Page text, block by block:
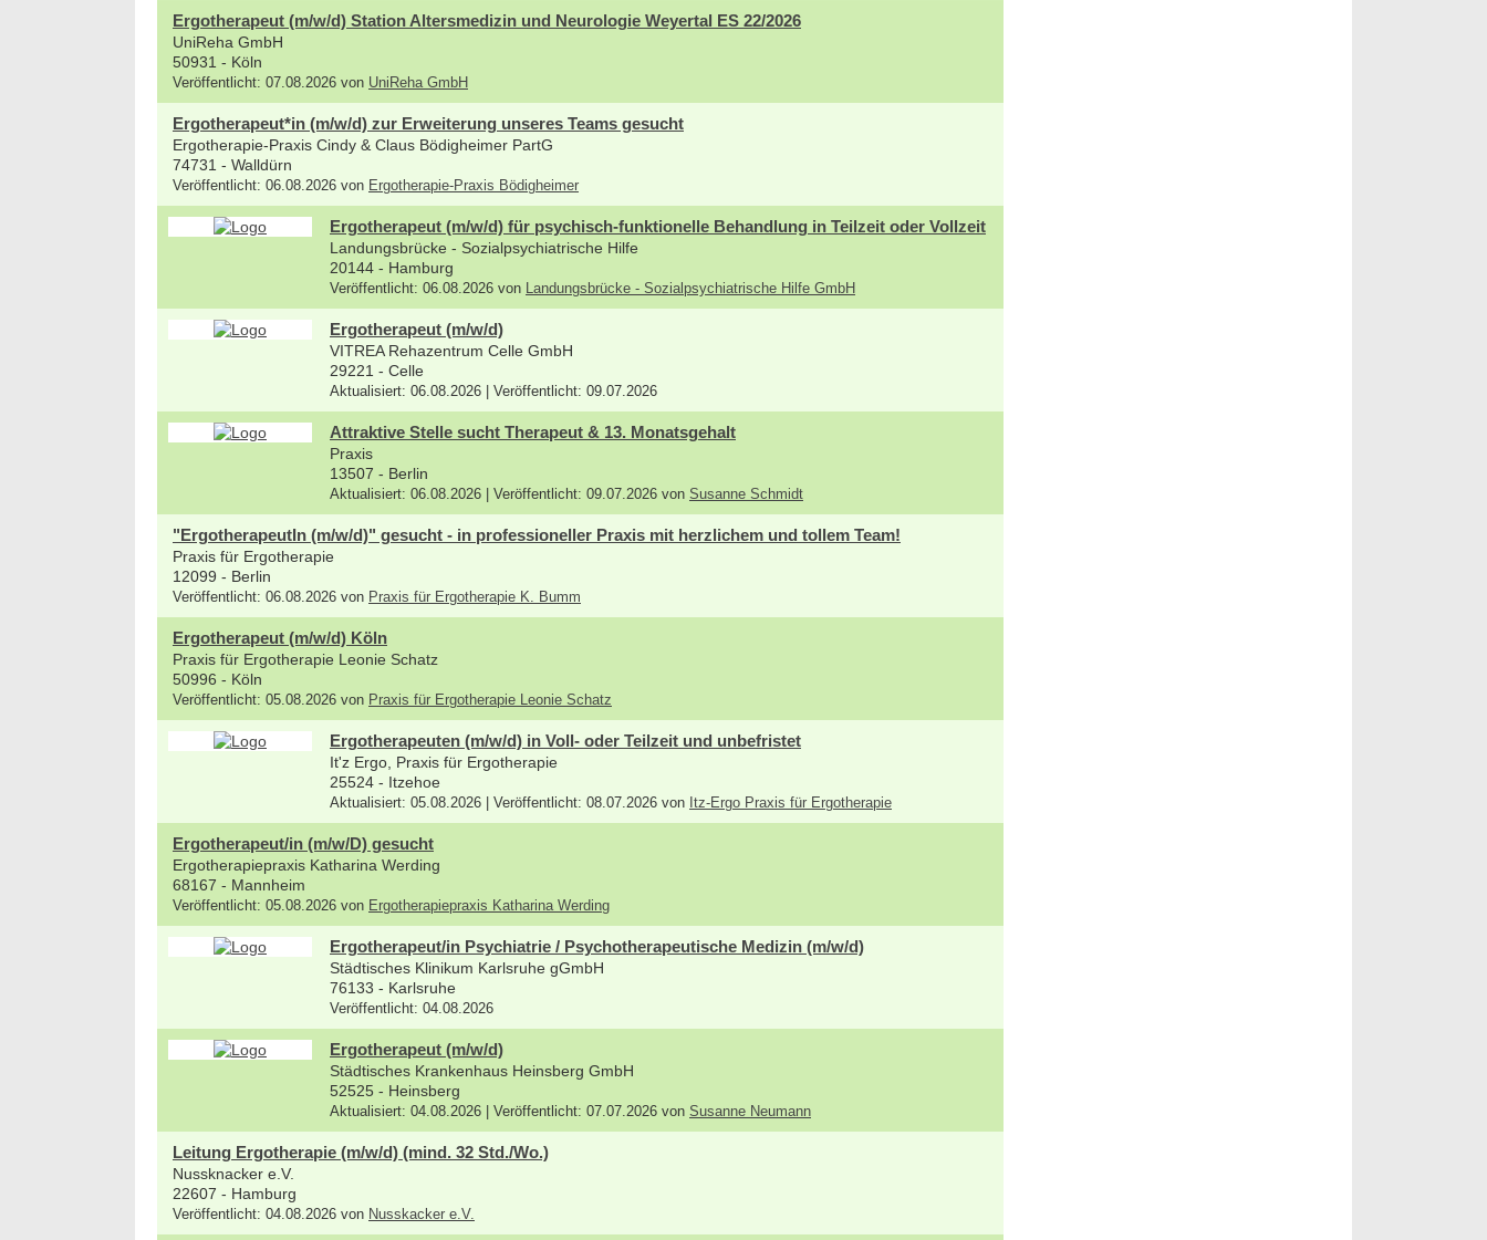
Ergotherapeut (m/w/d) Station Altersmedizin und Neurologie Weyertal ES 22/2026
UniReha GmbH
50931 - Köln
Veröffentlicht: 07.08.2026 von UniReha GmbH
Ergotherapeut*in (m/w/d) zur Erweiterung unseres Teams gesucht
Ergotherapie-Praxis Cindy & Claus Bödigheimer PartG
74731 - Walldürn
Veröffentlicht: 06.08.2026 von Ergotherapie-Praxis Bödigheimer
Ergotherapeut (m/w/d) für psychisch-funktionelle Behandlung in Teilzeit oder Vollzeit
Landungsbrücke - Sozialpsychiatrische Hilfe
20144 - Hamburg
Veröffentlicht: 06.08.2026 von Landungsbrücke - Sozialpsychiatrische Hilfe GmbH
Ergotherapeut (m/w/d)
VITREA Rehazentrum Celle GmbH
29221 - Celle
Aktualisiert: 06.08.2026 | Veröffentlicht: 09.07.2026
Attraktive Stelle sucht Therapeut & 13. Monatsgehalt
Praxis
13507 - Berlin
Aktualisiert: 06.08.2026 | Veröffentlicht: 09.07.2026 von Susanne Schmidt
"ErgotherapeutIn (m/w/d)" gesucht - in professioneller Praxis mit herzlichem und tollem Team!
Praxis für Ergotherapie
12099 - Berlin
Veröffentlicht: 06.08.2026 von Praxis für Ergotherapie K. Bumm
Ergotherapeut (m/w/d) Köln
Praxis für Ergotherapie Leonie Schatz
50996 - Köln
Veröffentlicht: 05.08.2026 von Praxis für Ergotherapie Leonie Schatz
Ergotherapeuten (m/w/d) in Voll- oder Teilzeit und unbefristet
It'z Ergo, Praxis für Ergotherapie
25524 - Itzehoe
Aktualisiert: 05.08.2026 | Veröffentlicht: 08.07.2026 von Itz-Ergo Praxis für Ergotherapie
Ergotherapeut/in (m/w/D) gesucht
Ergotherapiepraxis Katharina Werding
68167 - Mannheim
Veröffentlicht: 05.08.2026 von Ergotherapiepraxis Katharina Werding
Ergotherapeut/in Psychiatrie / Psychotherapeutische Medizin (m/w/d)
Städtisches Klinikum Karlsruhe gGmbH
76133 - Karlsruhe
Veröffentlicht: 04.08.2026
Ergotherapeut (m/w/d)
Städtisches Krankenhaus Heinsberg GmbH
52525 - Heinsberg
Aktualisiert: 04.08.2026 | Veröffentlicht: 07.07.2026 von Susanne Neumann
Leitung Ergotherapie (m/w/d) (mind. 32 Std./Wo.)
Nussknacker e.V.
22607 - Hamburg
Veröffentlicht: 04.08.2026 von Nusskacker e.V.